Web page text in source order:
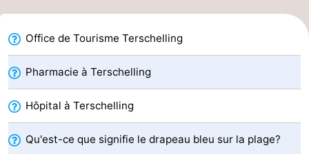
sur
les
Wadden
des
phoques
Boire
et
manger
Événements
Pratiques
Office de Tourisme Terschelling
Pharmacie à Terschelling
Hôpital à Terschelling
Qu'est-ce que signifie le drapeau bleu sur la plage?